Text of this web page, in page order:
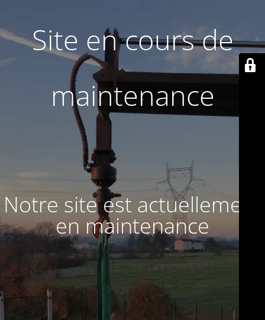
Site en cours de
maintenance
Notre site est actuellement
en maintenance